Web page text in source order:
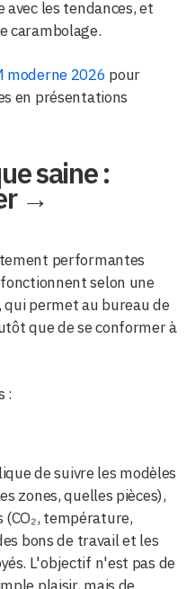
les tendances, et
carambolage.
moderne 2026 pour
en présentations
saine :
→
performantes
selon une
permet au bureau de
que de se conformer à
:
de suivre les modèles
zones, quelles pièces),
température,
bons de travail et les
L'objectif n'est pas de